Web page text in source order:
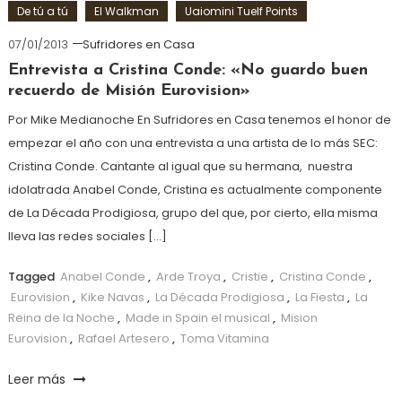
De tú a tú El Walkman Uaiomini Tuelf Points
07/01/2013
Sufridores en Casa
Entrevista a Cristina Conde: «No guardo buen
recuerdo de Misión Eurovision»
Por Mike Medianoche En Sufridores en Casa tenemos el honor de
empezar el año con una entrevista a una artista de lo más SEC:
Cristina Conde. Cantante al igual que su hermana, nuestra
idolatrada Anabel Conde, Cristina es actualmente componente
de La Década Prodigiosa, grupo del que, por cierto, ella misma
lleva las redes sociales […]
Tagged Anabel Conde , Arde Troya , Cristie , Cristina Conde ,
Eurovision , Kike Navas , La Década Prodigiosa , La Fiesta , La
Reina de la Noche , Made in Spain el musical , Mision
Eurovision , Rafael Artesero , Toma Vitamina
Leer más